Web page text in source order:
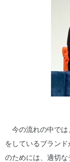
今の流れの中では
をしているブラン
のためには、適切な